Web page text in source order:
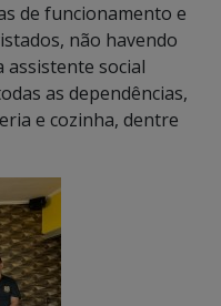
de funcionamento e
não havendo
social
as dependências,
e cozinha, dentre